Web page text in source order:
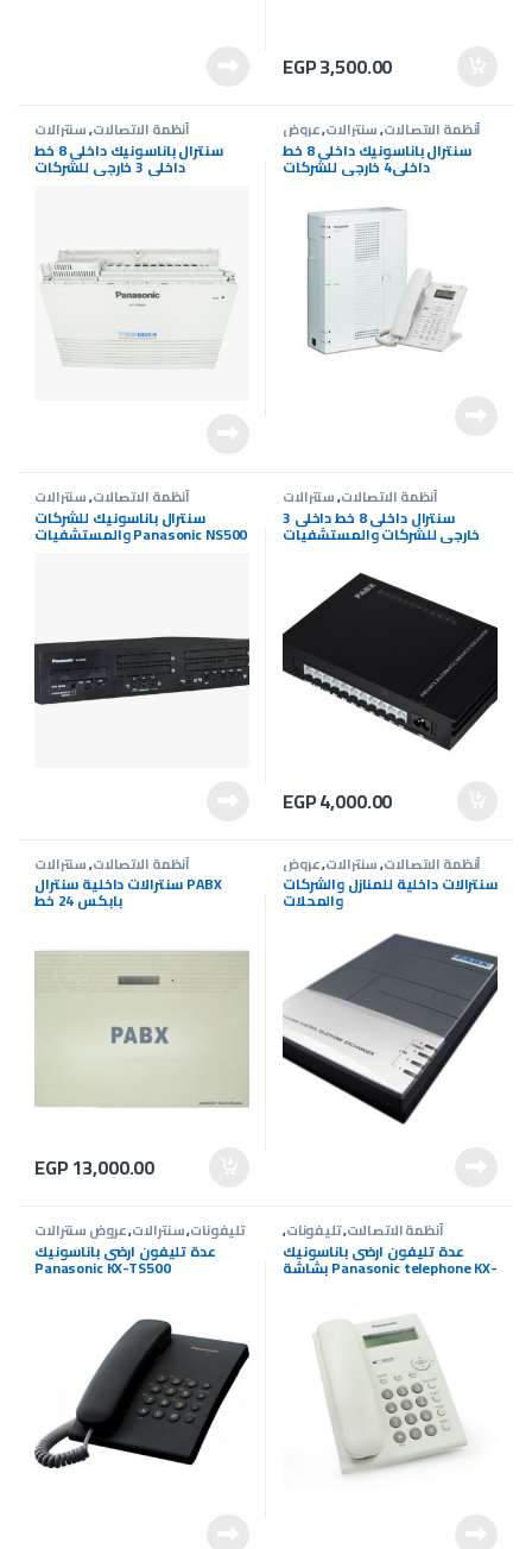
EGP3,500.00
أنظمة الاتصالات,سنترالات
سنترال باناسونيك داخلى 8 خط
داخلى 3 خارجى للشركات
والمستشفيات KX-TES824CE
أنظمة الاتصالات,سنترالات,عروض
سنترالات
سنترال باناسونيك داخلى 8 خط
داخلى4 خارجى للشركات
والمستشفياتKX-HTS32
أنظمة الاتصالات,سنترالات
سنترال باناسونيك للشركات
والمستشفيات Panasonic NS500
أنظمة الاتصالات,سنترالات
سنترال داخلى 8 خط داخلى 3
خارجى للشركات والمستشفيات
EGP4,000.00
أنظمة الاتصالات,سنترالات
سنترالات داخلية سنترال PABX
بابكس 24 خط
EGP13,000.00
أنظمة الاتصالات,سنترالات,عروض
سنترالات
سنترالات داخلية للمنازل والشركات
والمحلات
تليفونات,سنترالات,عروض سنترالات
عدة تليفون ارضى باناسونيك
Panasonic KX-TS500
أنظمة الاتصالات,تليفونات,
سنترالات
عدة تليفون ارضى باناسونيك
بشاشة Panasonic telephone KX-